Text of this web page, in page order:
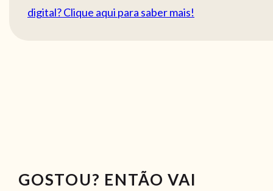
digital? Clique aqui para saber mais!
GOSTOU? ENTÃO VAI